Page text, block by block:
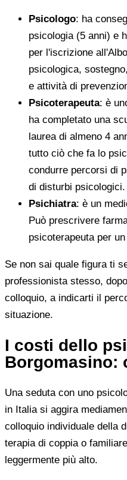
Psicologo: ha
psicologia (5 anni) e
per l'iscrizione
psicologica,
e attività di
Psicoterapeuta: è
ha completato una
laurea di almeno 4
tutto ciò che fa lo
condurre percorsi di
di disturbi psicologici.
Psichiatra: è un
Può prescrivere
psicoterapeuta per
Se non sai quale figura ti
professionista stesso,
colloquio, a indicarti il
situazione.
I costi dello
Borgomasino:
Una seduta con uno
in Italia si aggira
colloquio individuale della
terapia di coppia o
leggermente più alto.